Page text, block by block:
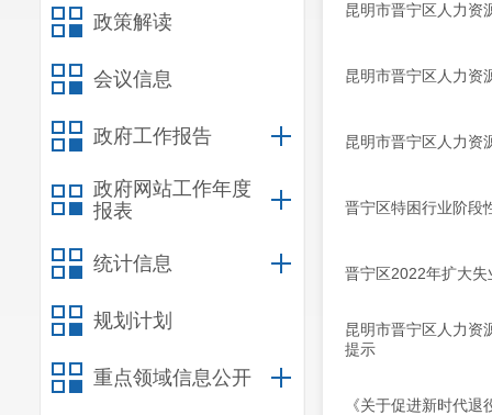
政策解读
会议信息
政府工作报告
政府网站工作年度
报表
统计信息
规划计划
重点领域信息公开
昆明市晋宁区人力资
昆明市晋宁区人力资
昆明市晋宁区人力资
晋宁区特困行业阶段
晋宁区2022年扩大
昆明市晋宁区人力资
提示
《关于促进新时代